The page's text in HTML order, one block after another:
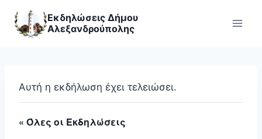
content
Εκδηλώσεις Δήμου
Αλεξανδρούπολης
Αυτή η εκδήλωση έχει τελειώσει.
« Όλες οι Εκδηλώσεις